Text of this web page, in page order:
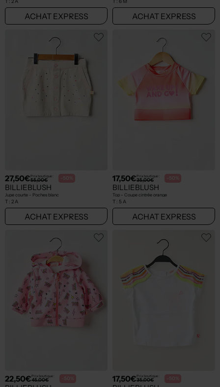
T : 2 A
ACHAT EXPRESS
T : 6 M
ACHAT EXPRESS
27,50€Prix boutique :
55,00€ -50%
BILLIEBLUSH
Jupe courte - Poches blanc
T : 2 A
ACHAT EXPRESS
17,50€Prix boutique :
35,00€ -50%
BILLIEBLUSH
Top - Coupe cintrée orange
T : 5 A
ACHAT EXPRESS
22,50€Prix boutique :
45,00€ -50% 17,50€Prix boutique :
35,00€ -50%